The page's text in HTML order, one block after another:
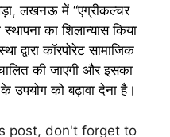
लखनऊ में “एग्रीकल्चर
का शिलान्यास किया
द्वारा कॉरपोरेट सामाजिक
की जाएगी और इसका
उपयोग को बढ़ावा देना है।
post, don't forget to